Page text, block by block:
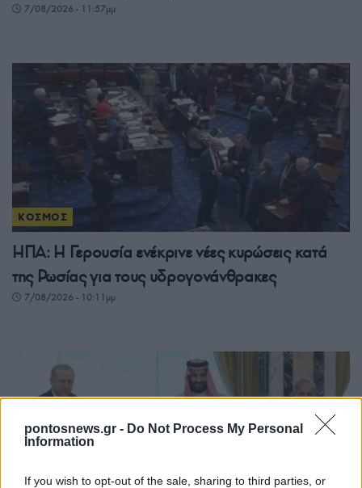
pontosnews.gr - Do Not Process My Personal
Information
If you wish to opt-out of the sale, sharing to third parties, or
7/08/2026 - 11:57μμ
ΚΟΣΜΟΣ
ΗΠΑ: Η Γερουσία ενέκρινε νέες κυρώσεις κατά
της Ρωσίας για τους υδρογονάνθρακες
7/08/2026 - 10:11μμ